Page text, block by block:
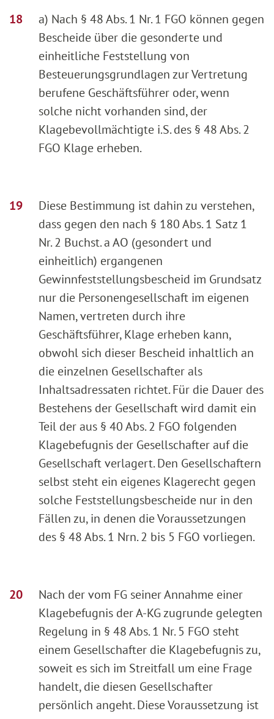
a) Nach § 48 Abs. 1 Nr. 1 FGO können gegen
Bescheide über die gesonderte und
einheitliche Feststellung von
Besteuerungsgrundlagen zur Vertretung
berufene Geschäftsführer oder, wenn
solche nicht vorhanden sind, der
Klagebevollmächtigte i.S. des § 48 Abs. 2
FGO Klage erheben.
Diese Bestimmung ist dahin zu verstehen,
dass gegen den nach § 180 Abs. 1 Satz 1
Nr. 2 Buchst. a AO (gesondert und
einheitlich) ergangenen
Gewinnfeststellungsbescheid im Grundsatz
nur die Personengesellschaft im eigenen
Namen, vertreten durch ihre
Geschäftsführer, Klage erheben kann,
obwohl sich dieser Bescheid inhaltlich an
die einzelnen Gesellschafter als
Inhaltsadressaten richtet. Für die Dauer des
Bestehens der Gesellschaft wird damit ein
Teil der aus § 40 Abs. 2 FGO folgenden
Klagebefugnis der Gesellschafter auf die
Gesellschaft verlagert. Den Gesellschaftern
selbst steht ein eigenes Klagerecht gegen
solche Feststellungsbescheide nur in den
Fällen zu, in denen die Voraussetzungen
des § 48 Abs. 1 Nrn. 2 bis 5 FGO vorliegen.
Nach der vom FG seiner Annahme einer
Klagebefugnis der A-KG zugrunde gelegten
Regelung in § 48 Abs. 1 Nr. 5 FGO steht
einem Gesellschafter die Klagebefugnis zu,
soweit es sich im Streitfall um eine Frage
handelt, die diesen Gesellschafter
persönlich angeht. Diese Voraussetzung ist